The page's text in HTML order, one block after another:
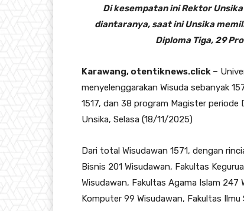
Di kesempatan ini Rektor
diantaranya, saat ini Unsika
Diploma Tiga, 29
Karawang, otentiknews.click –
menyelenggarakan Wisuda sebanyak
1517, dan 38 program Magister
Unsika, Selasa (18/11/2025)
Dari total Wisudawan 1571, dengan
Bisnis 201 Wisudawan, Fakultas
Wisudawan, Fakultas Agama Islam 247
Komputer 99 Wisudawan, Fakultas